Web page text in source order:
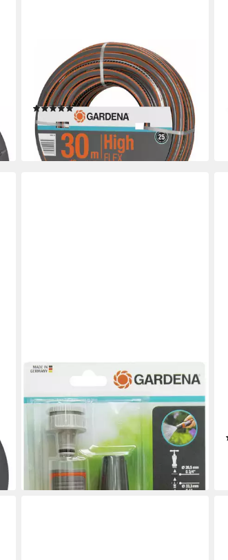
Gartenschlauch Comfort HighFLEX
Schlauch 10x10 13 mm (1/2), 30 m
o. A.
(1)
ab 46,99 €
(1,57 €/ 1 m)
lieferbar - in 4-5 Werktagen bei dir
Gartenspritze Gardena
Grundausstattung Gartenspritze mit
ab 17,23 €
lieferbar - in 2-3 Werktagen bei dir